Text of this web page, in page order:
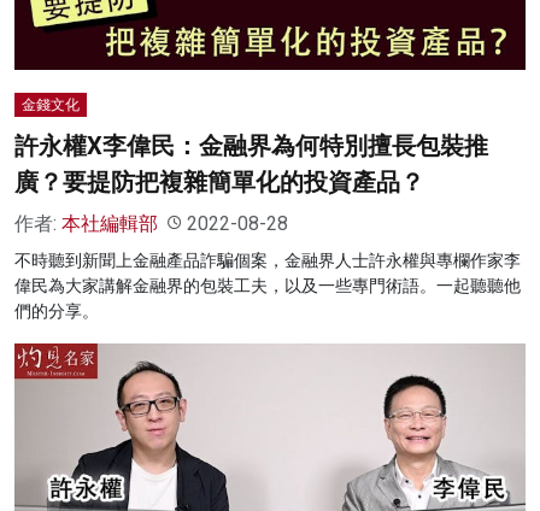
金錢文化
許永權X李偉民：金融界為何特別擅長包裝推
廣？要提防把複雜簡單化的投資產品？
作者: 本社編輯部 2022-08-28
不時聽到新聞上金融產品詐騙個案，金融界人士許永權與專欄作家李
偉民為大家講解金融界的包裝工夫，以及一些專門術語。一起聽聽他
們的分享。